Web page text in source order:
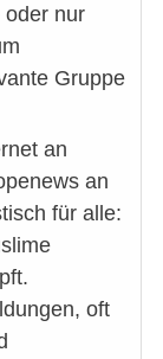
oder nur
Gruppe
an
an
für alle:
oft